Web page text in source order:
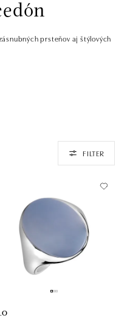
prsteňov aj štýlových
FILTER